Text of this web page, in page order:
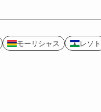
モーリシャス
レソト